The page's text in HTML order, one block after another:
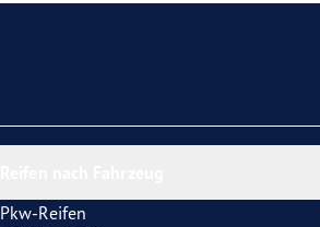
Pkw-Reifen